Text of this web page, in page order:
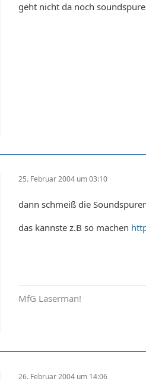
geht nicht da noch
25. Februar 2004 um 03:10
dann schmeiß die
das kannste z.B so machen
MfG Laserman!
26. Februar 2004 um 14:06